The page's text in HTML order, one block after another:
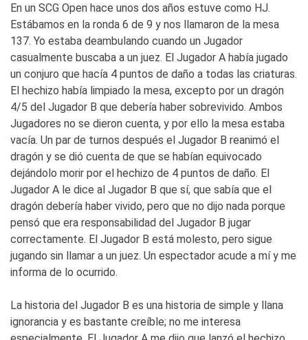
En un SCG Open hace unos dos años estuve como HJ.
Estábamos en la ronda 6 de 9 y nos llamaron de la mesa
137. Yo estaba deambulando cuando un Jugador
casualmente buscaba a un juez. El Jugador A había jugado
un conjuro que hacía 4 puntos de daño a todas las criaturas.
El hechizo había limpiado la mesa, excepto por un dragón
4/5 del Jugador B que debería haber sobrevivido. Ambos
Jugadores no se dieron cuenta, y por ello la mesa estaba
vacía. Un par de turnos después el Jugador B reanimó el
dragón y se dió cuenta de que se habían equivocado
dejándolo morir por el hechizo de 4 puntos de daño. El
Jugador A le dice al Jugador B que sí, que sabía que el
dragón debería haber vivido, pero que no dijo nada porque
pensó que era responsabilidad del Jugador B jugar
correctamente. El Jugador B está molesto, pero sigue
jugando sin llamar a un juez. Un espectador acude a mí y me
informa de lo ocurrido.
La historia del Jugador B es una historia de simple y llana
ignorancia y es bastante creíble; no me interesa